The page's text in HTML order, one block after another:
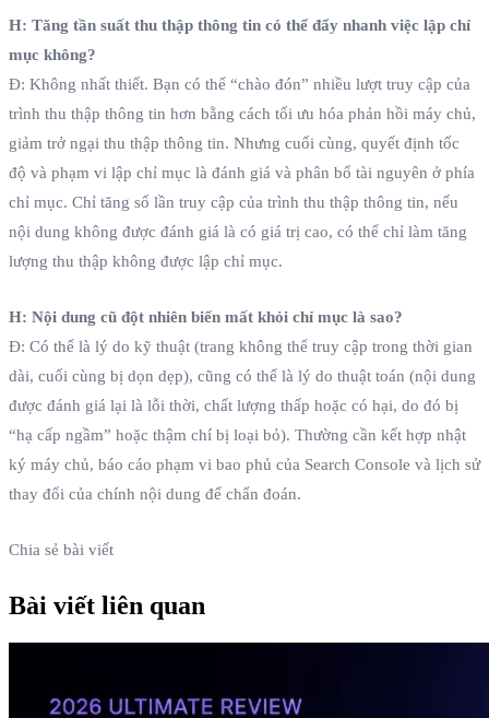
H: Tăng tần suất thu thập thông tin có thể đẩy nhanh việc lập chỉ
mục không?
Đ: Không nhất thiết. Bạn có thể “chào đón” nhiều lượt truy cập của
trình thu thập thông tin hơn bằng cách tối ưu hóa phản hồi máy chủ,
giảm trở ngại thu thập thông tin. Nhưng cuối cùng, quyết định tốc
độ và phạm vi lập chỉ mục là đánh giá và phân bổ tài nguyên ở phía
chỉ mục. Chỉ tăng số lần truy cập của trình thu thập thông tin, nếu
nội dung không được đánh giá là có giá trị cao, có thể chỉ làm tăng
lượng thu thập không được lập chỉ mục.
H: Nội dung cũ đột nhiên biến mất khỏi chỉ mục là sao?
Đ: Có thể là lý do kỹ thuật (trang không thể truy cập trong thời gian
dài, cuối cùng bị dọn dẹp), cũng có thể là lý do thuật toán (nội dung
được đánh giá lại là lỗi thời, chất lượng thấp hoặc có hại, do đó bị
“hạ cấp ngầm” hoặc thậm chí bị loại bỏ). Thường cần kết hợp nhật
ký máy chủ, báo cáo phạm vi bao phủ của Search Console và lịch sử
thay đổi của chính nội dung để chẩn đoán.
Chia sẻ bài viết
Bài viết liên quan